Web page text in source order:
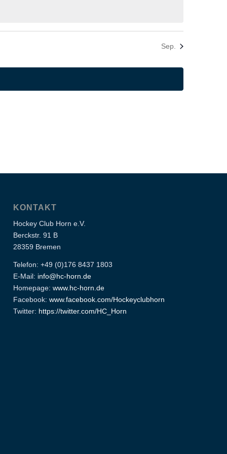
Sep.
KONTAKT
Hockey Club Horn e.V.
Berckstr. 91 B
28359 Bremen
Telefon: +49 (0)176 8437 1803
E-Mail: info@hc-horn.de
Homepage:www.hc-horn.de
Facebook:www.facebook.com/Hockeyclubhorn
Twitter: https://twitter.com/HC_Horn